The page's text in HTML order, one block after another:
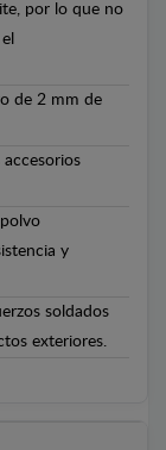
por lo que no
de 2 mm de
accesorios
y
soldados
exteriores.